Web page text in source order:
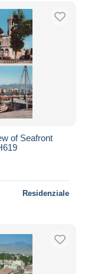
of Seafront
Residenziale